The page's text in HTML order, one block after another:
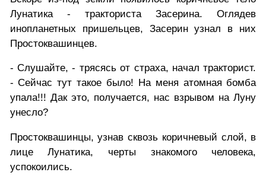
Лунатика - тракториста Засерина. Оглядев
инопланетных пришельцев, Засерин узнал в них
Простоквашинцев.
- Слушайте, - трясясь от страха, начал тракторист.
- Сейчас тут такое было! На меня атомная бомба
упала!!! Дак это, получается, нас взрывом на Луну
унесло?
Простоквашинцы, узнав сквозь коричневый слой, в
лице Лунатика, черты знакомого человека,
успокоились.